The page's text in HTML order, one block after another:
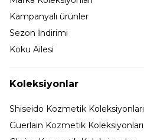
Kampanyalı ürünler
Sezon İndirimi
Koku Ailesi
Koleksiyonlar
Shiseido Kozmetik Koleksiyonları
Guerlain Kozmetik Koleksiyonları